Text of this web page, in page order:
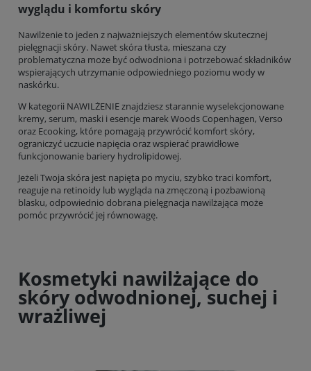
wyglądu i komfortu skóry
Nawilżenie to jeden z najważniejszych elementów skutecznej
pielęgnacji skóry. Nawet skóra tłusta, mieszana czy
problematyczna może być odwodniona i potrzebować składników
wspierających utrzymanie odpowiedniego poziomu wody w
naskórku.
W kategorii NAWILŻENIE znajdziesz starannie wyselekcjonowane
kremy, serum, maski i esencje marek Woods Copenhagen, Verso
oraz Ecooking, które pomagają przywrócić komfort skóry,
ograniczyć uczucie napięcia oraz wspierać prawidłowe
funkcjonowanie bariery hydrolipidowej.
Jeżeli Twoja skóra jest napięta po myciu, szybko traci komfort,
reaguje na retinoidy lub wygląda na zmęczoną i pozbawioną
blasku, odpowiednio dobrana pielęgnacja nawilżająca może
pomóc przywrócić jej równowagę.
Kosmetyki nawilżające do
skóry odwodnionej, suchej i
wrażliwej